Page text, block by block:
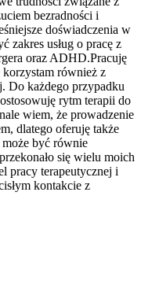
bezradności i
doświadczenia w
zakres usług o pracę z
oraz ADHD.Pracuję
również z
Do każdego przypadku
rytm terapii do
wiem, że prowadzenie
dlatego oferuję także
może być równie
się wielu moich
pracy terapeutycznej i
kontakcie z